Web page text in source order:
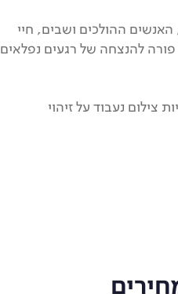
ההולכים ושבים, חיי
להנצחה של רגעים נפלאים
נעבוד על זיהוי